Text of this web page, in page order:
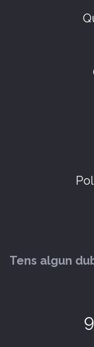
Tens algun